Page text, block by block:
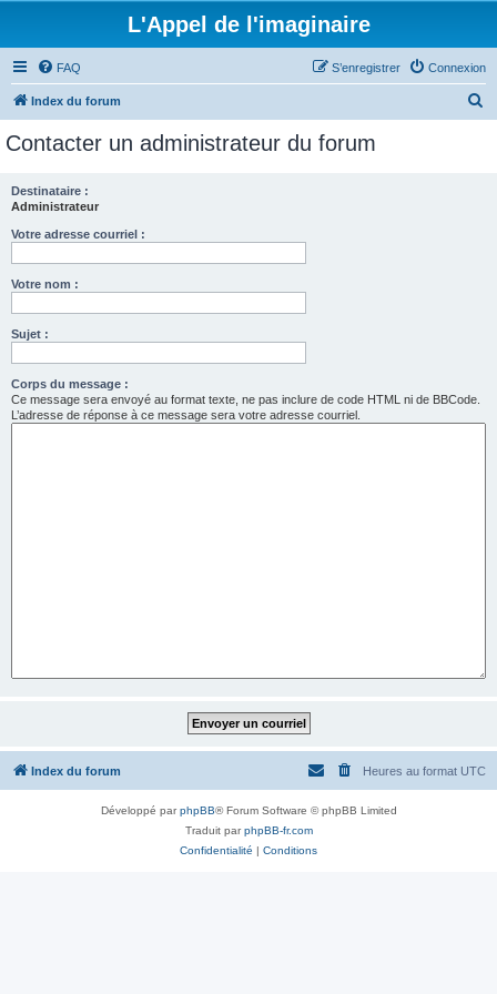
L'Appel de l'imaginaire
FAQ Connexion
S’enregistrer
Index du forum
Contacter un administrateur du forum
Destinataire :
Administrateur
Votre adresse courriel :
Votre nom :
Sujet :
Corps du message :
Ce message sera envoyé au format texte, ne pas inclure de code HTML ni de BBCode.
L’adresse de réponse à ce message sera votre adresse courriel.
Index du forum Heures au format UTC
Développé parphpBB® Forum Software © phpBB Limited
Traduit parphpBB-fr.com
Confidentialité | Conditions